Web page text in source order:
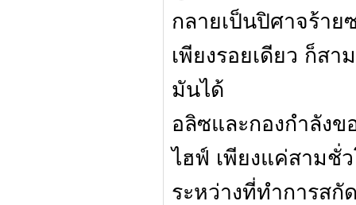
กลายเป็นปิศาจร้าย
เพียงรอยเดียว ก็ส
มันได้
อลิซและกองกำลังข
ไฮฟ์ เพียงแค่สามชั่
ระหว่างที่ทำการสกั